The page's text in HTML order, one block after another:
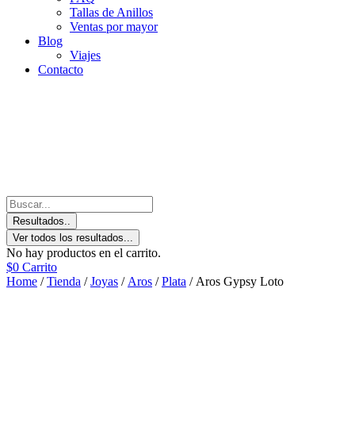
Tallas de Anillos
Ventas por mayor
Blog
Viajes
Contacto
Resultados..
Ver todos los resultados...
No hay productos en el carrito.
$0 Carrito
Home /Tienda /Joyas / Aros /Plata / Aros Gypsy Loto